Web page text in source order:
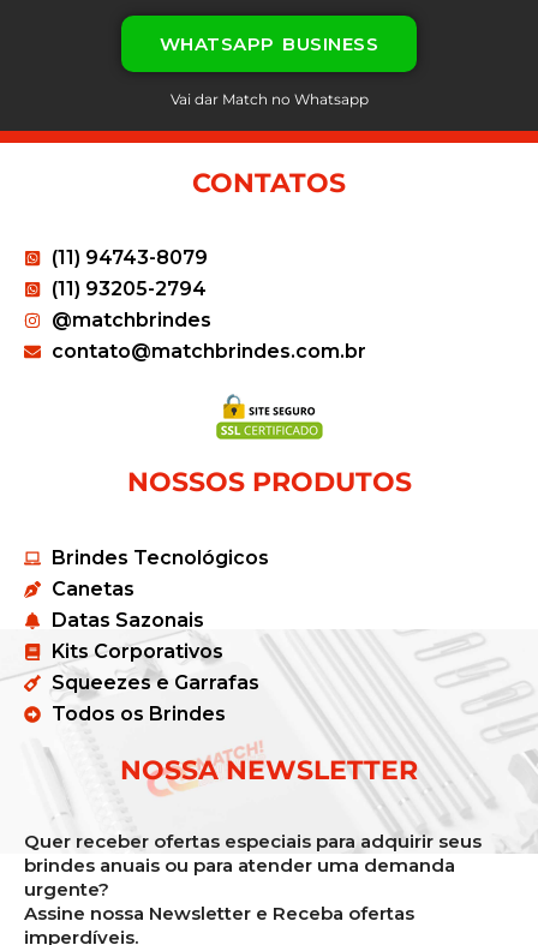
WHATSAPP BUSINESS
Vai dar Match no Whatsapp
CONTATOS
(11) 94743-8079
(11) 93205-2794
@matchbrindes
contato@matchbrindes.com.br
NOSSOS PRODUTOS
Brindes Tecnológicos
Canetas
Datas Sazonais
Kits Corporativos
Squeezes e Garrafas
Todos os Brindes
NOSSA NEWSLETTER
Quer receber ofertas especiais para adquirir seus
brindes anuais ou para atender uma demanda
urgente?
Assine nossa Newsletter e Receba ofertas
imperdíveis.